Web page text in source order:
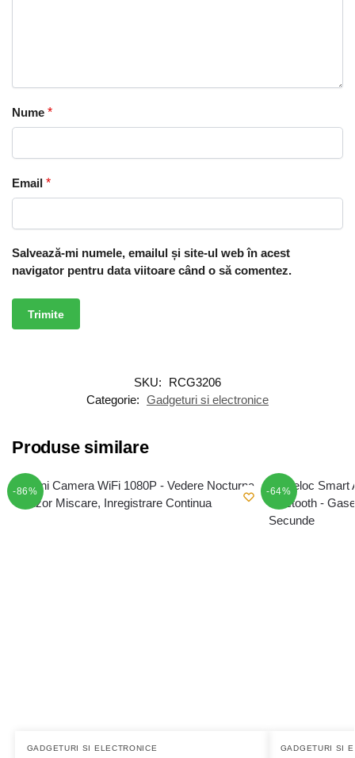
Nume *
Email *
Salvează-mi numele, emailul și site-ul web în acest
navigator pentru data viitoare când o să comentez.
SKU:
RCG3206
Categorie: Gadgeturi si electronice
Produse similare
-86%
GADGETURI SI ELECTRONICE
-64%
GADGETURI SI